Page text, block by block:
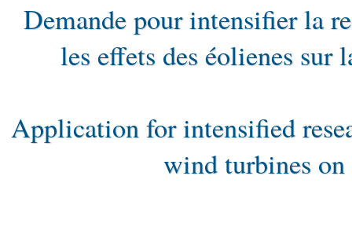
Demande pour intensifier la
les effets des éolienes sur
Application for intensified
wind turbines on